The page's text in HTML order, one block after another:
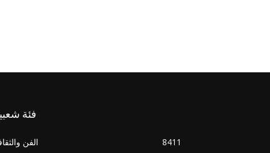
فئة
الفن
8411